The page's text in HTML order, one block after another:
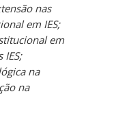
nas
em IES;
em
IES;
na
na